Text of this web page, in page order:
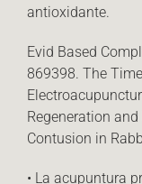
antioxidante.
Evid Based
869398. The
Regeneration
Contusion in
• La acupuntura